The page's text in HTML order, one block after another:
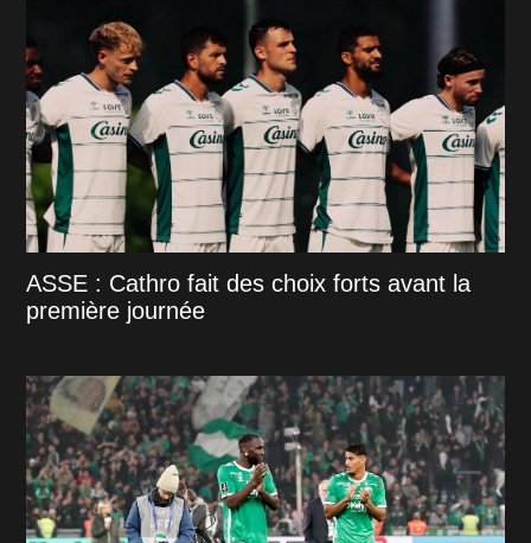
ASSE : Cathro fait des choix forts avant la
première journée